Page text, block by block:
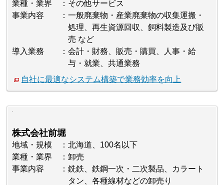
業種・業界
その他サービス
事業内容
一般廃棄物・産業廃棄物の収集運搬・
処理、再生資源回収、飼料製造及び販
売 など
導入業務
会計・財務、販売・購買、人事・給
与・就業、共通業務
自社に最適なシステム構築で業務効率を向上
株式会社前堀
地域・規模
北海道、100名以下
業種・業界
卸売
事業内容
銑鉄、鉄鋼一次・二次製品、カラート
タン、各種線材などの卸売り